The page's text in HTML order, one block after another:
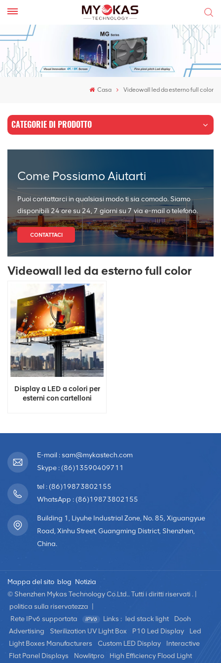
Casa Videowall led da esterno full color
CATEGORIE DI PRODOTTO
Come Possiamo Aiutarti
Puoi contattarci in qualsiasi modo ti sia comodo. Siamo
disponibili 24 ore su 24, 7 giorni su 7 via e-mail o telefono.
CONTATTACI
Videowall led da esterno full color
Display a LED a colori per
esterni con cartelloni
E-mail : sam@mykastech.com
Skype : (86)13590409711
tel : (86)19873802155
WhatsApp : (86)19873802155
Building 1, Liyuhe Industrial Zone, No. 85, Xiguangyue
Road, Xinhu Street, Guangming District, Shenzhen,
China.
Mappa del sito blog Notizia
© Shenzhen Mykas Technology Co.Ltd.. Tutti i diritti riservati . |
politica sulla riservatezza
Rete IPv6 supportata
Links : led stack light
Dooh
Advertising
Sterilization UV Light Box P10 Led Display
Led
Light Boxes Manufacturers
Custom LED Display
Interactive
Flat Panel Displays
Nowlitpro High Efficiency Flood Light